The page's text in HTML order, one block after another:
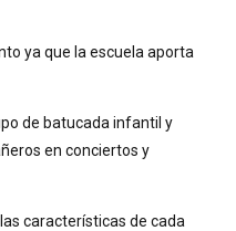
ya que la escuela aporta
de batucada infantil y
en conciertos y
características de cada